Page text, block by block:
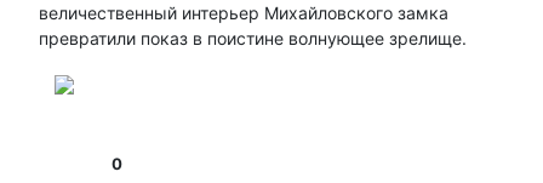
величественный интерьер Михайловского замка
превратили показ в поистине волнующее зрелище.
0